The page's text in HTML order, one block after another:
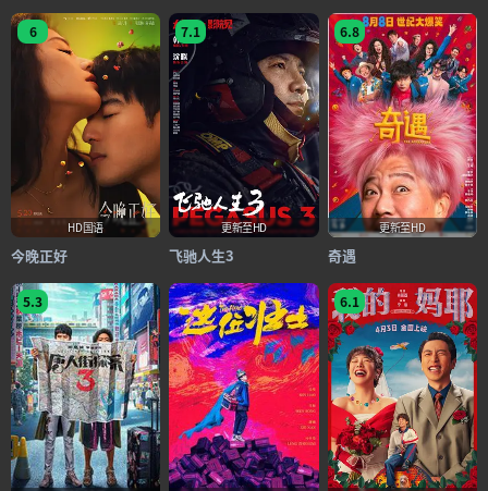
6
HD国语
今晚正好
7.1
更新至HD
飞驰人生3
6.8
更新至HD
奇遇
5.3 6.1